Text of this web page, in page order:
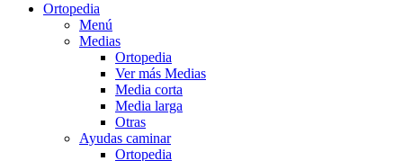
Ortopedia
Menú
Medias
Ortopedia
Ver más Medias
Media corta
Media larga
Otras
Ayudas caminar
Ortopedia